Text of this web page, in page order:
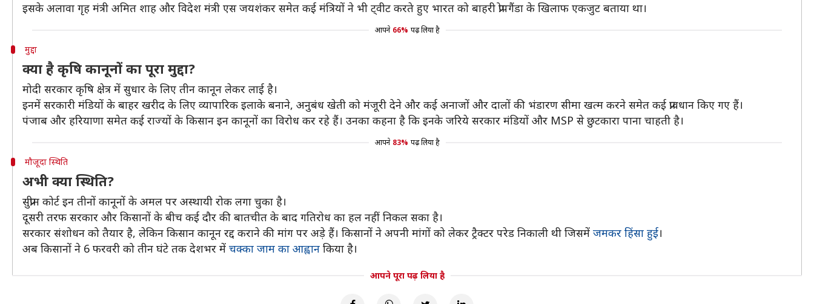
इसके अलावा गृह मंत्री अमित शाह और विदेश मंत्री एस जयशंकर समेत कई मंत्रियों ने भी ट्वीट करते हुए भारत को बाहरी प्रोपगैंडा के खिलाफ एकजुट बताया था।
आपने 66% पढ़ लिया है
मुद्दा
क्या है कृषि कानूनों का पूरा मुद्दा?
मोदी सरकार कृषि क्षेत्र में सुधार के लिए तीन कानून लेकर लाई है।
इनमें सरकारी मंडियों के बाहर खरीद के लिए व्यापारिक इलाके बनाने, अनुबंध खेती को मंजूरी देने और कई अनाजों और दालों की भंडारण सीमा खत्म करने समेत कई प्रावधान किए गए हैं।
पंजाब और हरियाणा समेत कई राज्यों के किसान इन कानूनों का विरोध कर रहे हैं। उनका कहना है कि इनके जरिये सरकार मंडियों और MSP से छुटकारा पाना चाहती है।
आपने 83% पढ़ लिया है
मौजूदा स्थिति
अभी क्या स्थिति?
सुप्रीम कोर्ट इन तीनों कानूनों के अमल पर अस्थायी रोक लगा चुका है।
दूसरी तरफ सरकार और किसानों के बीच कई दौर की बातचीत के बाद गतिरोध का हल नहीं निकल सका है।
सरकार संशोधन को तैयार है, लेकिन किसान कानून रद्द कराने की मांग पर अड़े हैं। किसानों ने अपनी मांगों को लेकर ट्रैक्टर परेड निकाली थी जिसमें जमकर हिंसा हुई।
अब किसानों ने 6 फरवरी को तीन घंटे तक देशभर में चक्का जाम का आह्वान किया है।
आपने पूरा पढ़ लिया है